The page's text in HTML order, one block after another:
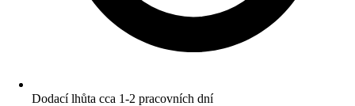
Dodací lhůta cca 1-2 pracovních dní